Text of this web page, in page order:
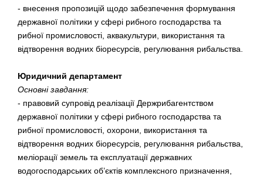
- внесення пропозицій щодо забезпечення формування
державної політики у сфері рибного господарства та
рибної промисловості, аквакультури, використання та
відтворення водних біоресурсів, регулювання рибальства.
Юридичний департамент
Основні завдання:
- правовий супровід реалізації Держрибагентством
державної політики у сфері рибного господарства та
рибної промисловості, охорони, використання та
відтворення водних біоресурсів, регулювання рибальства,
меліорації земель та експлуатації державних
водогосподарських об’єктів комплексного призначення,